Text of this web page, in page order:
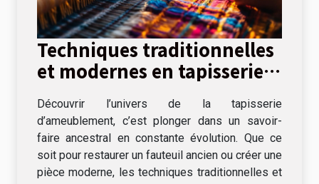
Techniques traditionnelles
et modernes en tapisserie
Découvrir l’univers de la tapisserie
d’ameublement, c’est plonger dans un savoir-
faire ancestral en constante évolution. Que ce
soit pour restaurer un fauteuil ancien ou créer une
pièce moderne, les techniques traditionnelles et